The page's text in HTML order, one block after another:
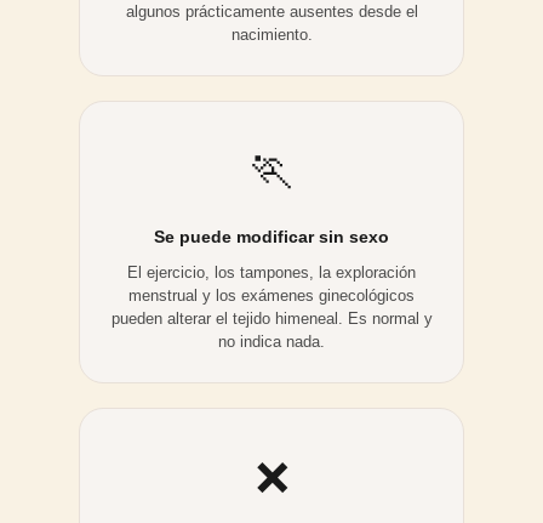
algunos prácticamente ausentes desde el
nacimiento.
🏃
Se puede modificar sin sexo
El ejercicio, los tampones, la exploración
menstrual y los exámenes ginecológicos
pueden alterar el tejido himeneal. Es normal y
no indica nada.
❌